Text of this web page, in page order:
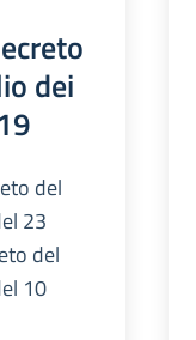
dei
del
23
del
10